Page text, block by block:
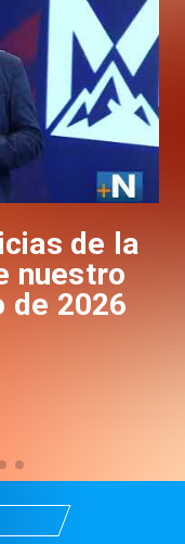
de la
nuestro
de 2026